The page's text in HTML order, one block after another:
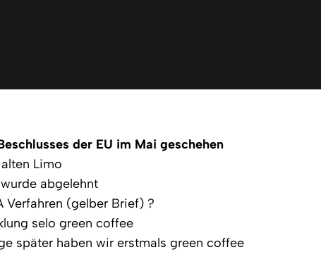
der EU im Mai geschehen
Limo
abgelehnt
Verfahren (gelber Brief) ?
selo green coffee
später haben wir erstmals green coffee